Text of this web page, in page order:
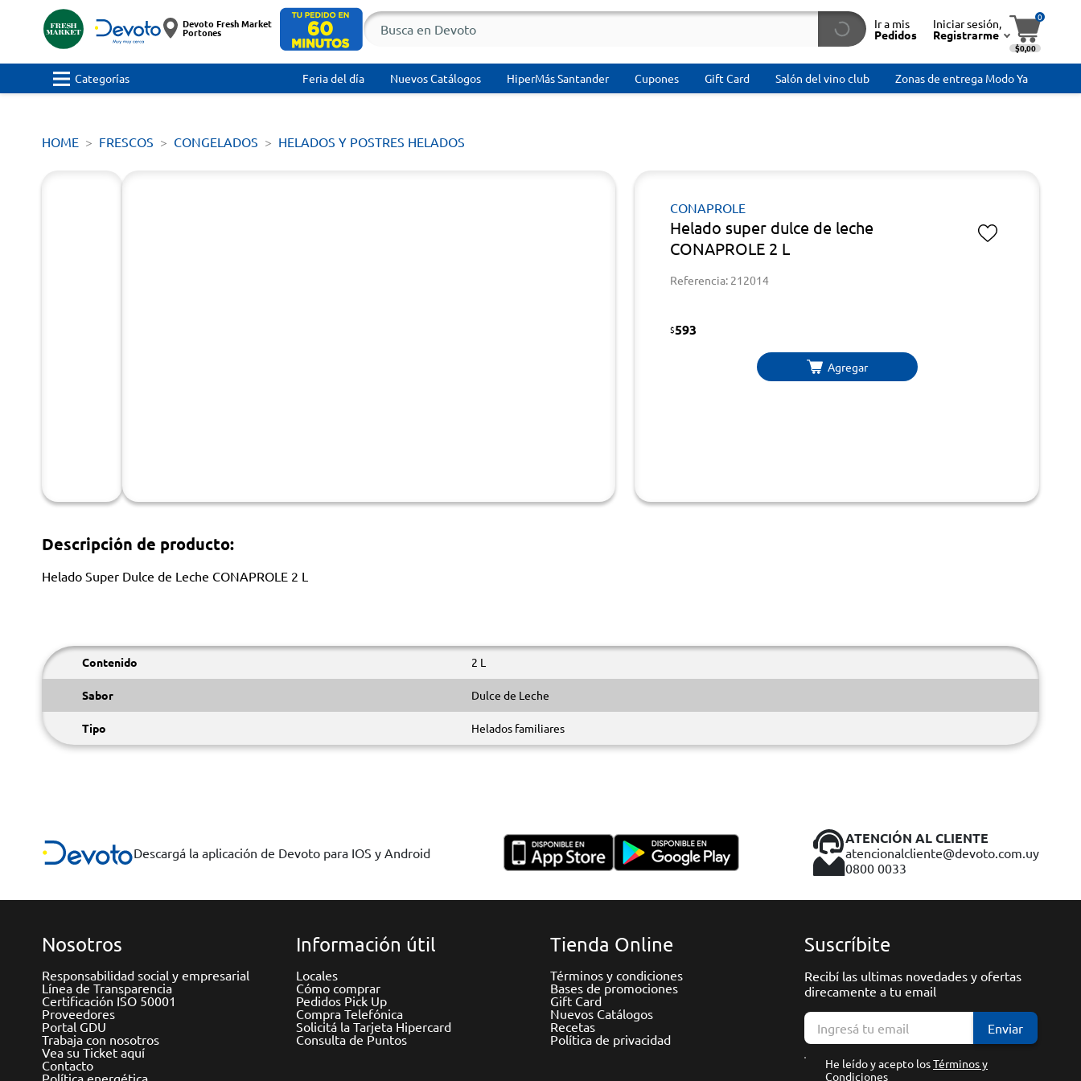
Devoto Fresh Market
Portones
Ir a mis
Pedidos
Iniciar sesión,
Registrarme
0
$0,00
Categorías Feria del día Nuevos Catálogos HiperMás Santander Cupones Gift Card Salón del vino club Zonas de entrega Modo Ya
HOME FRESCOS CONGELADOS HELADOS Y POSTRES HELADOS
CONAPROLE
Helado super dulce de leche
CONAPROLE 2 L
Referencia: 212014
$593
Agregar
Descripción de producto:
Helado Super Dulce de Leche CONAPROLE 2 L
Contenido 2 L
Sabor Dulce de Leche
Tipo Helados familiares
Descargá la aplicación de Devoto para IOS y Android
ATENCIÓN AL CLIENTE
atencionalcliente@devoto.com.uy
0800 0033
Nosotros
Responsabilidad social y empresarial
Línea de Transparencia
Certificación ISO 50001
Proveedores
Portal GDU
Trabaja con nosotros
Vea su Ticket aquí
Contacto
Política energética
Información útil
Locales
Cómo comprar
Pedidos Pick Up
Compra Telefónica
Solicitá la Tarjeta Hipercard
Consulta de Puntos
Tienda Online
Términos y condiciones
Bases de promociones
Gift Card
Nuevos Catálogos
Recetas
Política de privacidad
Suscríbite
Recibí las ultimas novedades y ofertas
direcamente a tu email
Enviar
He leído y acepto losTérminos y
Condiciones